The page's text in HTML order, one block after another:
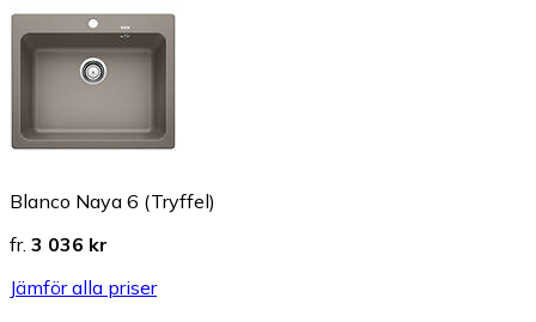
Blanco Naya 6 (Tryffel)
fr. 3 036 kr
Jämför alla priser